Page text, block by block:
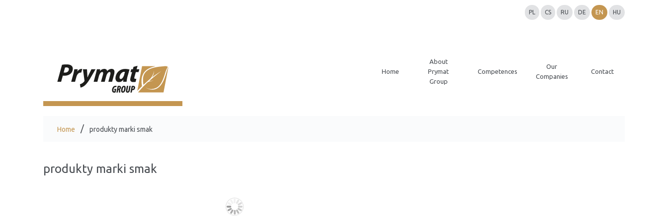
PL CS RU DE EN HU
Home
About
Prymat
Group
Competences
Our
Companies
Contact
Home produkty marki smak
produkty marki smak